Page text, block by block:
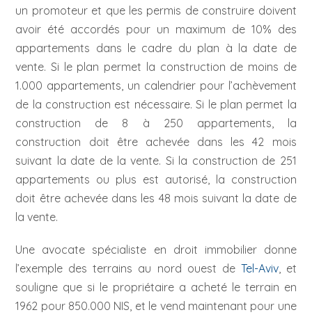
un promoteur et que les permis de construire doivent
avoir été accordés pour un maximum de 10% des
appartements dans le cadre du plan à la date de
vente. Si le plan permet la construction de moins de
1.000 appartements, un calendrier pour l’achèvement
de la construction est nécessaire. Si le plan permet la
construction de 8 à 250 appartements, la
construction doit être achevée dans les 42 mois
suivant la date de la vente. Si la construction de 251
appartements ou plus est autorisé, la construction
doit être achevée dans les 48 mois suivant la date de
la vente.
Une avocate spécialiste en droit immobilier donne
l’exemple des terrains au nord ouest de Tel-Aviv, et
souligne que si le propriétaire a acheté le terrain en
1962 pour 850.000 NIS, et le vend maintenant pour une